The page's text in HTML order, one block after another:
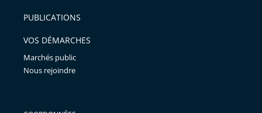
avant
PUBLICATIONS
VOS DÉMARCHES
Marchés public
Nous rejoindre